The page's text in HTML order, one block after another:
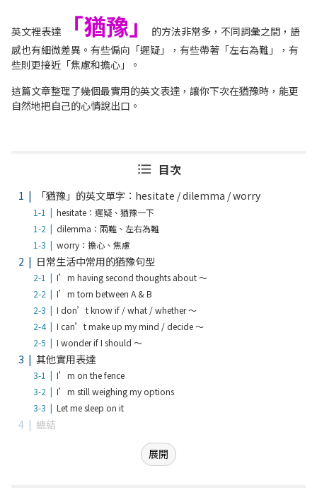
英文裡表達 「猶豫」
的方法非常多，不同詞彙之間，語
感也有細微差異。有些偏向「遲疑」，有些帶著「左右為難」，有
些則更接近「焦慮和擔心」。
這篇文章整理了幾個最實用的英文表達，讓你下次在猶豫時，能更
自然地把自己的心情說出口。
目次
「猶豫」的英文單字：hesitate / dilemma / worry
hesitate：遲疑、猶豫一下
dilemma：兩難、左右為難
worry：擔心、焦慮
日常生活中常用的猶豫句型
I’m having second thoughts about ～
I’m torn between A & B
I don’t know if / what / whether ～
I can’t make up my mind / decide ～
I wonder if I should ～
其他實用表達
I’m on the fence
I’m still weighing my options
Let me sleep on it
總結
展開